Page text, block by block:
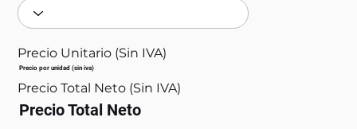
Precio Unitario (Sin IVA)
Precio por unidad (sin iva)
Precio Total Neto (Sin IVA)
Precio Total Neto